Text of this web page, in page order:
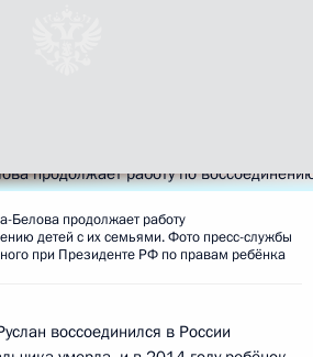
Белова продолжает работу
детей с их семьями. Фото пресс-службы
при Президенте РФ по правам ребёнка
воссоединился в России